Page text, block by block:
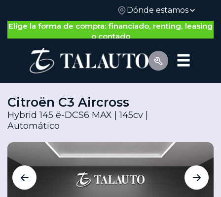
Dónde estamos
Nos adaptamos a ti: gestión 100% on-line o física
Elige la forma de compra: financiado, renting, leasing
o contado
Por Tipo de Vehículo
Citroën C3 Aircross
Hybrid 145 ë-DCS6 MAX | 145cv |
Automático